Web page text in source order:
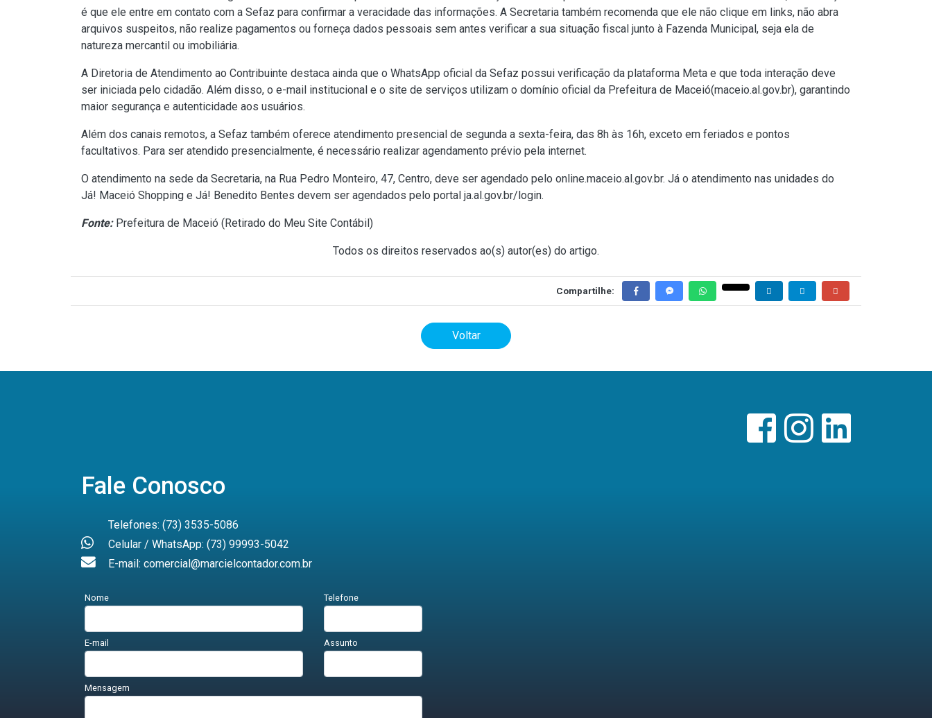
é que ele entre em contato com a Sefaz para confirmar a veracidade das informações. A Secretaria também recomenda que ele não clique em links, não abra
arquivos suspeitos, não realize pagamentos ou forneça dados pessoais sem antes verificar a sua situação fiscal junto à Fazenda Municipal, seja ela de
natureza mercantil ou imobiliária.
A Diretoria de Atendimento ao Contribuinte destaca ainda que o WhatsApp oficial da Sefaz possui verificação da plataforma Meta e que toda interação deve
ser iniciada pelo cidadão. Além disso, o e-mail institucional e o site de serviços utilizam o domínio oficial da Prefeitura de Maceió(maceio.al.gov.br), garantindo
maior segurança e autenticidade aos usuários.
Além dos canais remotos, a Sefaz também oferece atendimento presencial de segunda a sexta-feira, das 8h às 16h, exceto em feriados e pontos
facultativos. Para ser atendido presencialmente, é necessário realizar agendamento prévio pela internet.
O atendimento na sede da Secretaria, na Rua Pedro Monteiro, 47, Centro, deve ser agendado pelo online.maceio.al.gov.br. Já o atendimento nas unidades do
Já! Maceió Shopping e Já! Benedito Bentes devem ser agendados pelo portal ja.al.gov.br/login.
Fonte:Prefeitura de Maceió (Retirado do Meu Site Contábil)
Todos os direitos reservados ao(s) autor(es) do artigo.
Compartilhe:
Voltar
Fale Conosco
Telefones: (73) 3535-5086
Celular / WhatsApp: (73) 99993-5042
E-mail: comercial@marcielcontador.com.br
Nome Telefone
E-mail Assunto
Mensagem